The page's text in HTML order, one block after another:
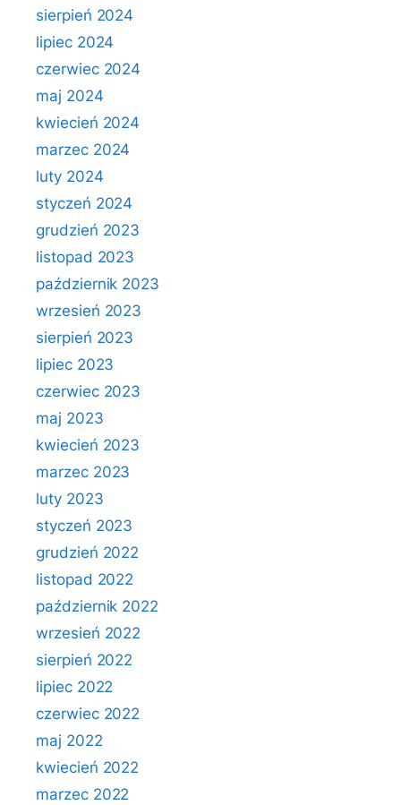
sierpień 2024
lipiec 2024
czerwiec 2024
maj 2024
kwiecień 2024
marzec 2024
luty 2024
styczeń 2024
grudzień 2023
listopad 2023
październik 2023
wrzesień 2023
sierpień 2023
lipiec 2023
czerwiec 2023
maj 2023
kwiecień 2023
marzec 2023
luty 2023
styczeń 2023
grudzień 2022
listopad 2022
październik 2022
wrzesień 2022
sierpień 2022
lipiec 2022
czerwiec 2022
maj 2022
kwiecień 2022
marzec 2022